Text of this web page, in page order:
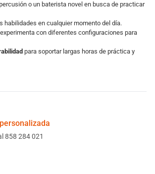
o un baterista novel en busca de practicar
habilidades en cualquier momento del día.
con diferentes configuraciones para
para soportar largas horas de práctica y
858 284 021